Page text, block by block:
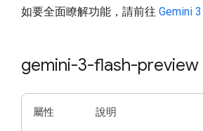
如要全面瞭解功能，請前往 Gemini
gemini-3-flash-preview
屬性 說明